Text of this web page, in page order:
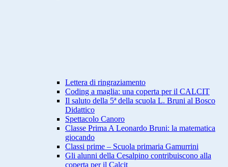
Lettera di ringraziamento
Coding a maglia: una coperta per il CALCIT
Il saluto della 5ª della scuola L. Bruni al Bosco
Didattico
Spettacolo Canoro
Classe Prima A Leonardo Bruni: la matematica
giocando
Classi prime – Scuola primaria Gamurrini
Gli alunni della Cesalpino contribuiscono alla
coperta per il Calcit